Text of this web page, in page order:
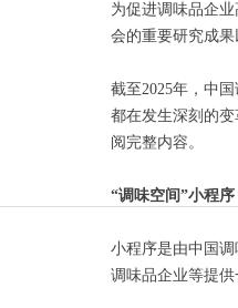
为促进调味品企
会的重要研究成
截至2025年，中
都在发生深刻的
阅完整内容。
“调味空间”小程序
小程序是由中国
调味品企业等提供